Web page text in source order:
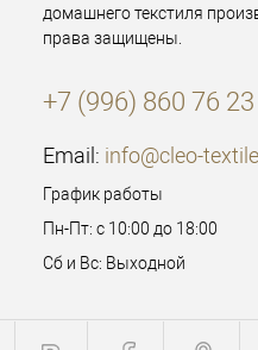
домашнего текстиля
права защищены.
+7 (996) 860 76 23
Email: info@cleo-
График работы
Пн-Пт: с 10:00 до 18:00
Сб и Вс: Выходной